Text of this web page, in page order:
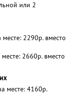
или 2
2290р. вместо
2660р. вместо
месте: 4160р.